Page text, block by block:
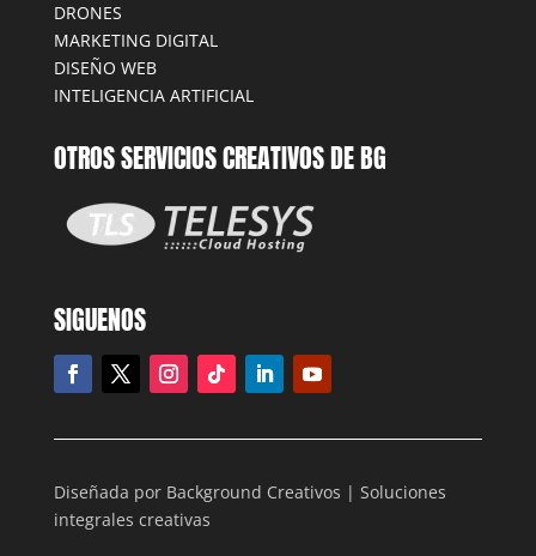
DRONES
MARKETING DIGITAL
DISEÑO WEB
INTELIGENCIA ARTIFICIAL
OTROS SERVICIOS CREATIVOS DE BG
SIGUENOS
Diseñada por Background Creativos | Soluciones
integrales creativas